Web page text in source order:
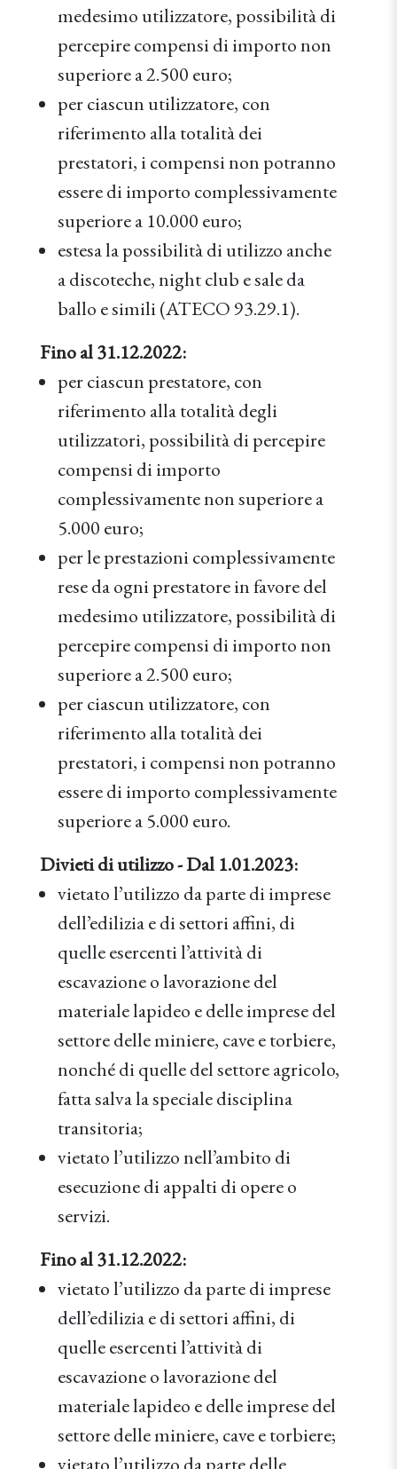
medesimo utilizzatore, possibilità di
percepire compensi di importo non
superiore a 2.500 euro;
per ciascun utilizzatore, con
riferimento alla totalità dei
prestatori, i compensi non potranno
essere di importo complessivamente
superiore a 10.000 euro;
estesa la possibilità di utilizzo anche
a discoteche, night club e sale da
ballo e simili (ATECO 93.29.1).
Fino al 31.12.2022:
per ciascun prestatore, con
riferimento alla totalità degli
utilizzatori, possibilità di percepire
compensi di importo
complessivamente non superiore a
5.000 euro;
per le prestazioni complessivamente
rese da ogni prestatore in favore del
medesimo utilizzatore, possibilità di
percepire compensi di importo non
superiore a 2.500 euro;
per ciascun utilizzatore, con
riferimento alla totalità dei
prestatori, i compensi non potranno
essere di importo complessivamente
superiore a 5.000 euro.
Divieti di utilizzo - Dal 1.01.2023:
vietato l’utilizzo da parte di imprese
dell’edilizia e di settori affini, di
quelle esercenti l’attività di
escavazione o lavorazione del
materiale lapideo e delle imprese del
settore delle miniere, cave e torbiere,
nonché di quelle del settore agricolo,
fatta salva la speciale disciplina
transitoria;
vietato l’utilizzo nell’ambito di
esecuzione di appalti di opere o
servizi.
Fino al 31.12.2022:
vietato l’utilizzo da parte di imprese
dell’edilizia e di settori affini, di
quelle esercenti l’attività di
escavazione o lavorazione del
materiale lapideo e delle imprese del
settore delle miniere, cave e torbiere;